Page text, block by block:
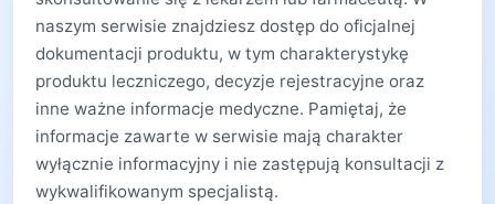
naszym serwisie znajdziesz dostęp do oficjalnej
dokumentacji produktu, w tym charakterystykę
produktu leczniczego, decyzje rejestracyjne oraz
inne ważne informacje medyczne. Pamiętaj, że
informacje zawarte w serwisie mają charakter
wyłącznie informacyjny i nie zastępują konsultacji z
wykwalifikowanym specjalistą.